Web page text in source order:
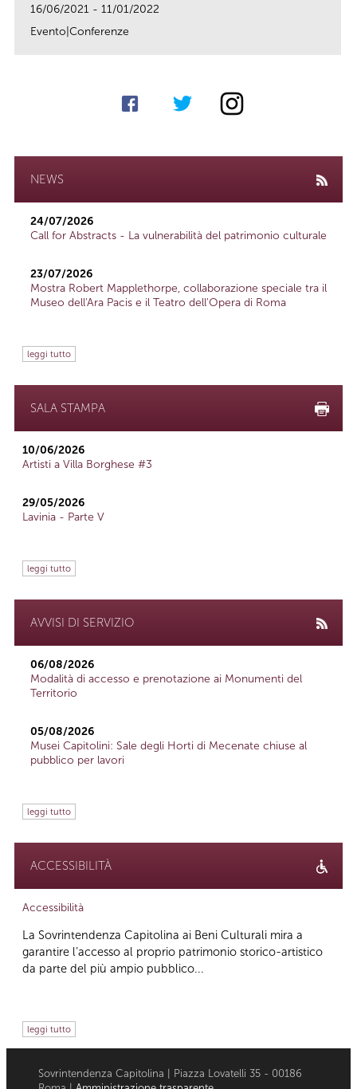
16/06/2021 - 11/01/2022
Evento|Conferenze
NEWS
24/07/2026
Call for Abstracts - La vulnerabilità del patrimonio culturale
23/07/2026
Mostra Robert Mapplethorpe, collaborazione speciale tra il
Museo dell'Ara Pacis e il Teatro dell'Opera di Roma
leggi tutto
SALA STAMPA
10/06/2026
Artisti a Villa Borghese #3
29/05/2026
Lavinia - Parte V
leggi tutto
AVVISI DI SERVIZIO
06/08/2026
Modalità di accesso e prenotazione ai Monumenti del
Territorio
05/08/2026
Musei Capitolini: Sale degli Horti di Mecenate chiuse al
pubblico per lavori
leggi tutto
ACCESSIBILITÀ
Accessibilità
La Sovrintendenza Capitolina ai Beni Culturali mira a
garantire l’accesso al proprio patrimonio storico-artistico
da parte del più ampio pubblico...
leggi tutto
Sovrintendenza Capitolina | Piazza Lovatelli 35 - 00186